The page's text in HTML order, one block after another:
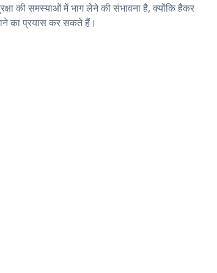
की समस्याओं में भाग लेने की संभावना है, क्योंकि हैकर
का प्रयास कर सकते हैं।